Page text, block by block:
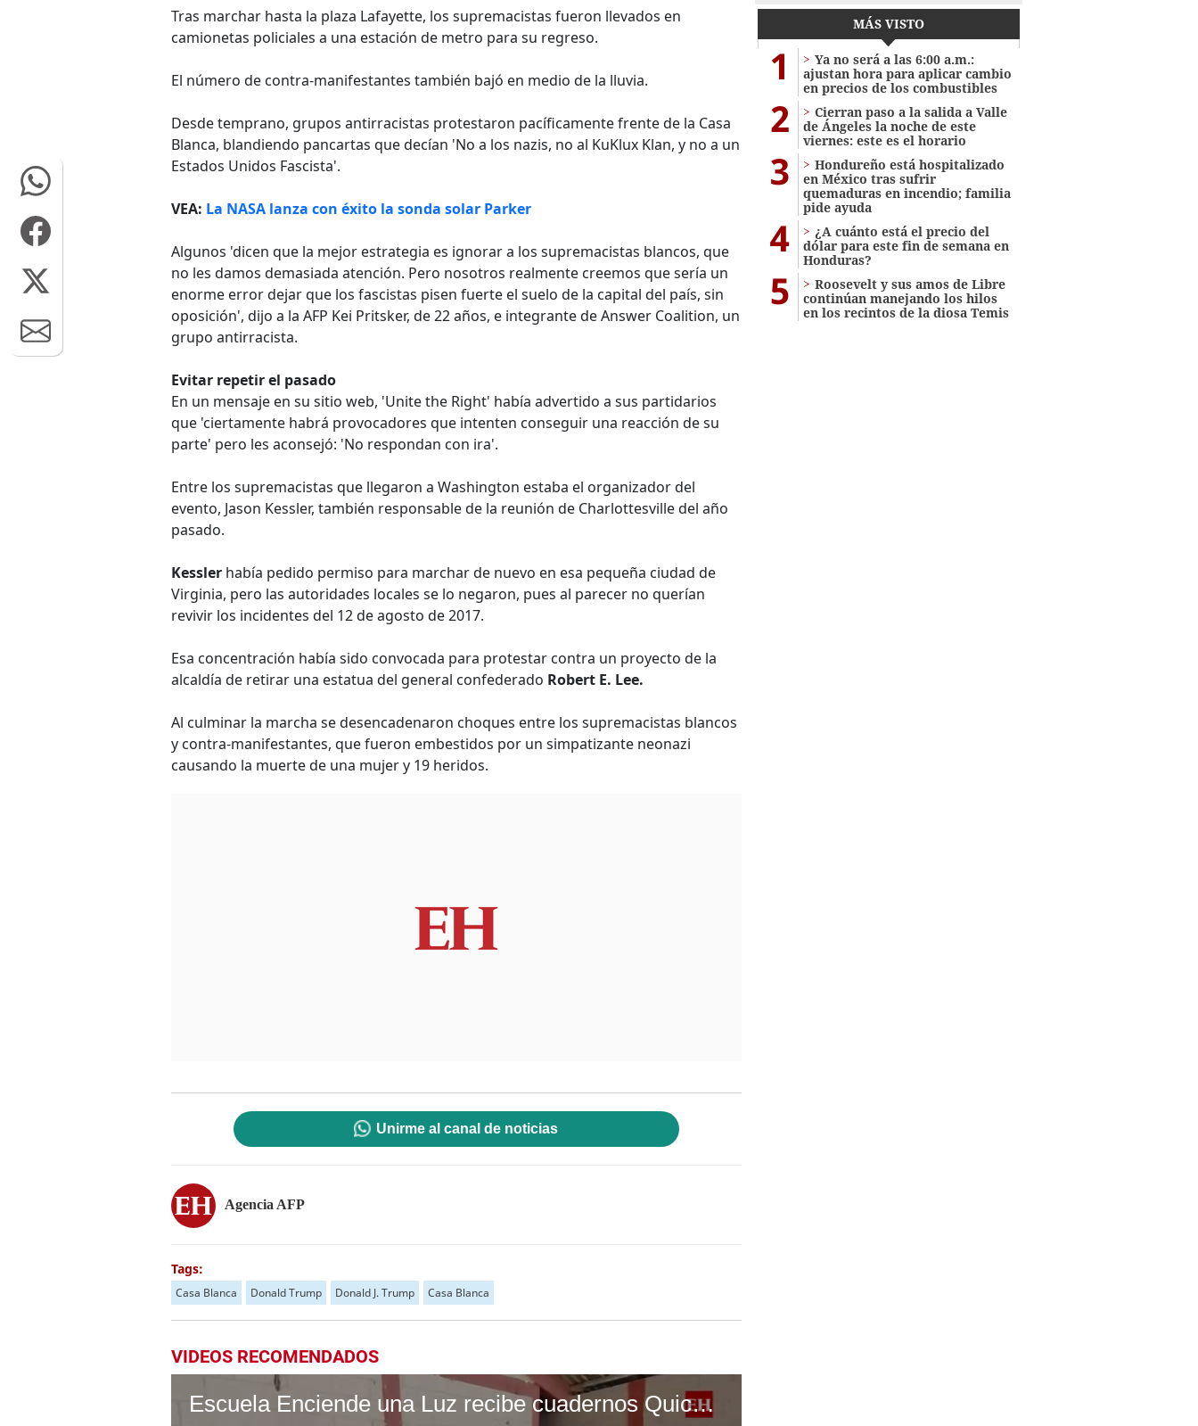
Tras marchar hasta la plaza Lafayette, los supremacistas fueron llevados en
camionetas policiales a una estación de metro para su regreso.
El número de contra-manifestantes también bajó en medio de la lluvia.
Desde temprano, grupos antirracistas protestaron pacíficamente frente de la Casa
Blanca, blandiendo pancartas que decían 'No a los nazis, no al KuKlux Klan, y no a un
Estados Unidos Fascista'.
VEA: La NASA lanza con éxito la sonda solar Parker
Algunos 'dicen que la mejor estrategia es ignorar a los supremacistas blancos, que
no les damos demasiada atención. Pero nosotros realmente creemos que sería un
enorme error dejar que los fascistas pisen fuerte el suelo de la capital del país, sin
oposición', dijo a la AFP Kei Pritsker, de 22 años, e integrante de Answer Coalition, un
grupo antirracista.
Evitar repetir el pasado
En un mensaje en su sitio web, 'Unite the Right' había advertido a sus partidarios
que 'ciertamente habrá provocadores que intenten conseguir una reacción de su
parte' pero les aconsejó: 'No respondan con ira'.
Entre los supremacistas que llegaron a Washington estaba el organizador del
evento, Jason Kessler, también responsable de la reunión de Charlottesville del año
pasado.
Kessler había pedido permiso para marchar de nuevo en esa pequeña ciudad de
Virginia, pero las autoridades locales se lo negaron, pues al parecer no querían
revivir los incidentes del 12 de agosto de 2017.
Esa concentración había sido convocada para protestar contra un proyecto de la
alcaldía de retirar una estatua del general confederado Robert E. Lee.
Al culminar la marcha se desencadenaron choques entre los supremacistas blancos
y contra-manifestantes, que fueron embestidos por un simpatizante neonazi
causando la muerte de una mujer y 19 heridos.
Unirme al canal de noticias
Agencia AFP
Tags:
Casa Blanca Donald Trump Donald J. Trump Casa Blanca
VIDEOS RECOMENDADOS
Escuela Enciende una Luz recibe cuadernos Quick, gracias a la Maratón del Saber
MÁS VISTO
1
Ya no será a las 6:00 a.m.:
ajustan hora para aplicar cambio
en precios de los combustibles
2
Cierran paso a la salida a Valle
de Ángeles la noche de este
viernes: este es el horario
3
Hondureño está hospitalizado
en México tras sufrir
quemaduras en incendio; familia
pide ayuda
4
¿A cuánto está el precio del
dólar para este fin de semana en
Honduras?
5
Roosevelt y sus amos de Libre
continúan manejando los hilos
en los recintos de la diosa Temis